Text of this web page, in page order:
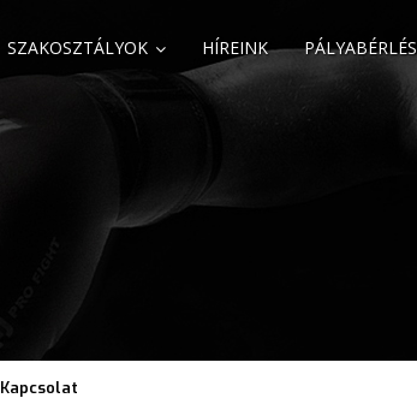
SZAKOSZTÁLYOK HÍREINK PÁLYABÉRLÉS
Kapcsolat